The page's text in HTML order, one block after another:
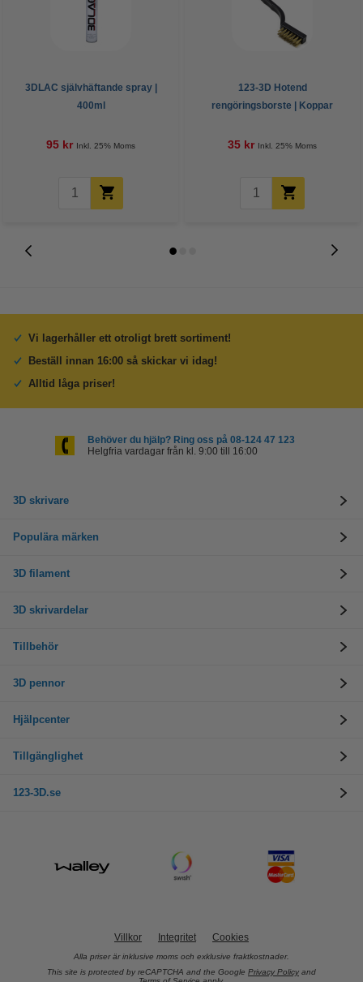
3DLAC självhäftande spray |
400ml
95 kr Inkl. 25% Moms
123-3D Hotend
rengöringsborste | Koppar
35 kr Inkl. 25% Moms
Vi lagerhåller ett otroligt brett sortiment!
Beställ innan 16:00 så skickar vi idag!
Alltid låga priser!
Behöver du hjälp? Ring oss på 08-124 47 123
Helgfria vardagar från kl. 9:00 till 16:00
3D skrivare
Populära märken
3D filament
3D skrivardelar
Tillbehör
3D pennor
Hjälpcenter
Tillgänglighet
123-3D.se
Villkor Integritet Cookies
Alla priser är inklusive moms och exklusive fraktkostnader.
This site is protected by reCAPTCHA and the Google Privacy Policy and